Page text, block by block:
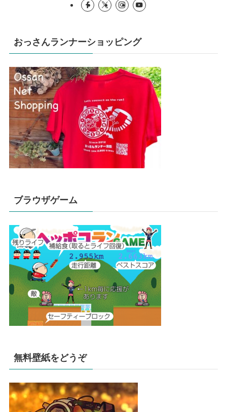
おっさんランナーショッピング
ブラウザゲーム
無料壁紙をどうぞ